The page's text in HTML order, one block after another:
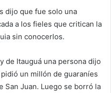
dijo que fue solo una
a los fieles que critican la
sin conocerlos.
de Itauguá una persona dijo
un millón de guaraníes
San Juan. Luego se borró la